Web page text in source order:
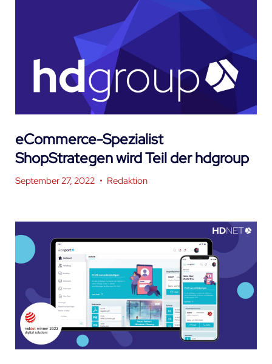
eCommerce-Spezialist
ShopStrategen wird Teil der hdgroup
September 27, 2022 • Redaktion